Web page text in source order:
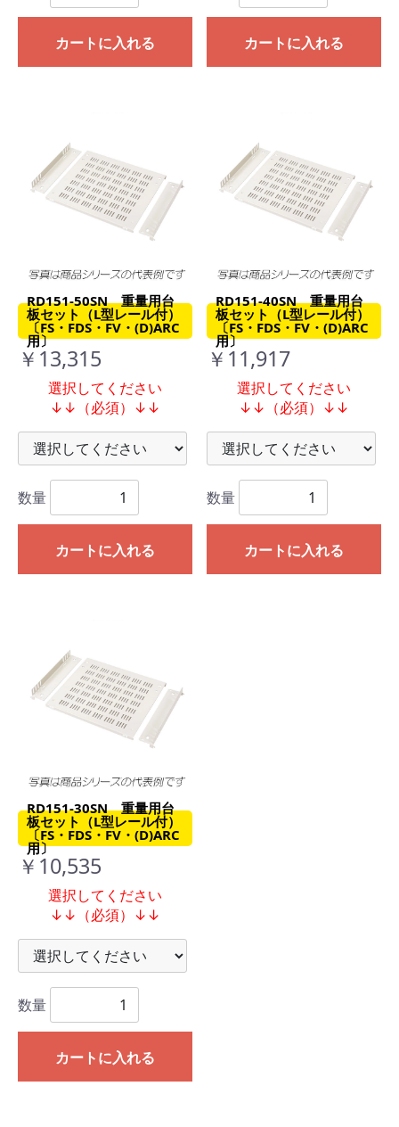
カートに入れる カートに入れる
RD151-50SN 重量用台
板セット（L型レール付）
〔FS・FDS・FV・(D)ARC
用〕
￥13,315
選択してください
↓↓（必須）↓↓
数量
カートに入れる
RD151-40SN 重量用台
板セット（L型レール付）
〔FS・FDS・FV・(D)ARC
用〕
￥11,917
選択してください
↓↓（必須）↓↓
数量
カートに入れる
RD151-30SN 重量用台
板セット（L型レール付）
〔FS・FDS・FV・(D)ARC
用〕
￥10,535
選択してください
↓↓（必須）↓↓
数量
カートに入れる